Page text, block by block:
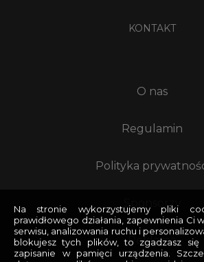
KONTAKT
O nas
Regulamin
Polityka
Sponsorzy
Reklama
Na stronie wykorzystujemy pliki
prawidłowego działania, zapewnienia Ci
serwisu, analizowania ruchu i
blokujesz tych plików, to zgadzasz
zapisanie w pamięci urządzenia.